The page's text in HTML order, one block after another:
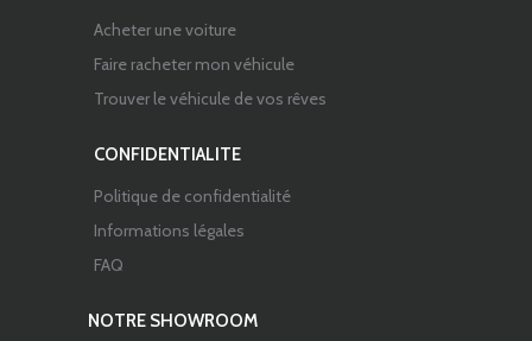
Acheter une voiture
Faire racheter mon véhicule
Trouver le véhicule de vos rêves
CONFIDENTIALITE
Politique de confidentialité
Informations légales
FAQ
NOTRE SHOWROOM